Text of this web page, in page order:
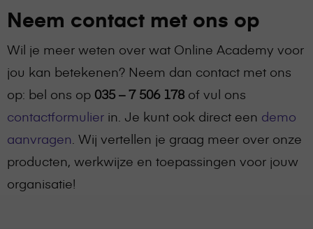
Neem contact met ons op
Wil je meer weten over wat Online Academy voor
jou kan betekenen? Neem dan contact met ons
op: bel ons op 035 – 7 506 178 of vul ons
contactformulier in. Je kunt ook direct een demo
aanvragen. Wij vertellen je graag meer over onze
producten, werkwijze en toepassingen voor jouw
organisatie!